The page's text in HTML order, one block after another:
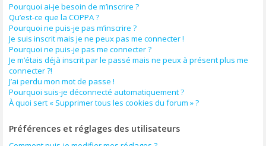
Pourquoi ai-je besoin de m’inscrire ?
Qu’est-ce que la COPPA ?
Pourquoi ne puis-je pas m’inscrire ?
Je suis inscrit mais je ne peux pas me connecter !
Pourquoi ne puis-je pas me connecter ?
Je m’étais déjà inscrit par le passé mais ne peux à présent plus me
connecter ?!
J’ai perdu mon mot de passe !
Pourquoi suis-je déconnecté automatiquement ?
À quoi sert « Supprimer tous les cookies du forum » ?
Préférences et réglages des utilisateurs